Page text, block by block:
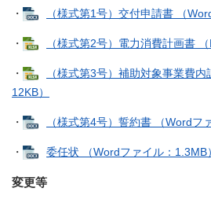
・ （様式第1号）交付申請書 （
・ （様式第2号）電力消費計画書
・
（様式第3号）補助対象事業費内
12KB）
・ （様式第4号）誓約書 （Wordフ
・ 委任状 （Wordファイル：1.3MB）
変更等